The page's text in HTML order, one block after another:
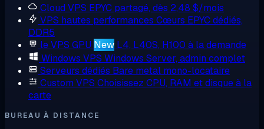
Cloud VPS EPYC partagé, dès 2,48 $/mois
VPS hautes performances Cœurs EPYC dédiés,
DDR5
le VPS GPU New L4, L40S, H100 à la demande
Windows VPS Windows Server, admin complet
Serveurs dédiés Bare metal mono-locataire
Custom VPS Choisissez CPU, RAM et disque à la
carte
BUREAU À DISTANCE